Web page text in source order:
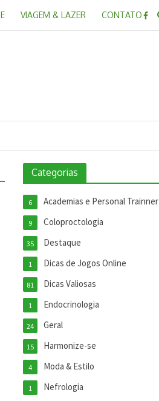
VIAGEM & LAZER CONTATO
Categorias
Academias e Personal Trainner
6
Coloproctologia
9
Destaque
35
Dicas de Jogos Online
1
Dicas Valiosas
81
Endocrinologia
1
Geral
24
Harmonize-se
15
Moda & Estilo
4
Nefrologia
1